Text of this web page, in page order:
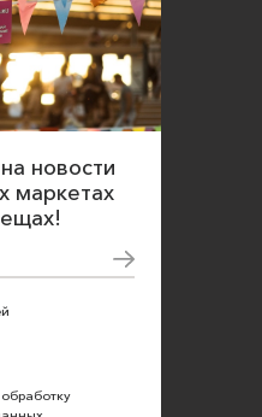
новости
маркетах